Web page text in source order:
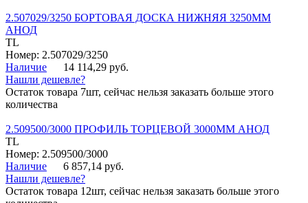
2.507029/3250 БОРТОВАЯ ДОСКА НИЖНЯЯ 3250ММ
АНОД
TL
Номер: 2.507029/3250
Наличие
14 114,29 руб.
Нашли дешевле?
Остаток товара 7шт, сейчас нельзя заказать больше этого
количества
2.509500/3000 ПРОФИЛЬ ТОРЦЕВОЙ 3000ММ АНОД
TL
Номер: 2.509500/3000
Наличие
6 857,14 руб.
Нашли дешевле?
Остаток товара 12шт, сейчас нельзя заказать больше этого